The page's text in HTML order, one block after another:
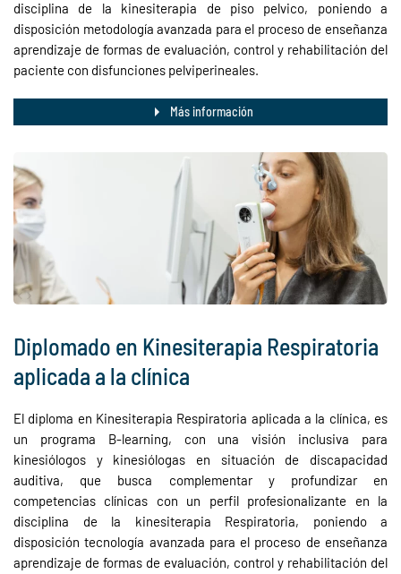
disciplina de la kinesiterapia de piso pelvico, poniendo a
disposición metodología avanzada para el proceso de enseñanza
aprendizaje de formas de evaluación, control y rehabilitación del
paciente con disfunciones pelviperineales.
Más información
Diplomado en Kinesiterapia Respiratoria
aplicada a la clínica
El diploma en Kinesiterapia Respiratoria aplicada a la clínica, es
un programa B-learning, con una visión inclusiva para
kinesiólogos y kinesiólogas en situación de discapacidad
auditiva, que busca complementar y profundizar en
competencias clínicas con un perfil profesionalizante en la
disciplina de la kinesiterapia Respiratoria, poniendo a
disposición tecnología avanzada para el proceso de enseñanza
aprendizaje de formas de evaluación, control y rehabilitación del